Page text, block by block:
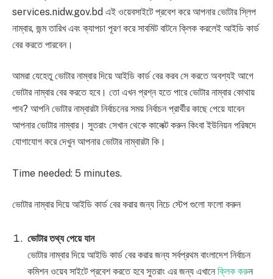
services.nidw.gov.bd এই ওয়েবসাইটে প্রবেশ করে আপনার ভোটার স্লিপ
নাম্বার, জন্ম তারিখ এবং ক্যাপচা পূরণ করে সাবমিট বাটনে ক্লিক করলেই আইডি কার্ড
বের করতে পারবেন।
আমরা যেহেতু ভোটার নাম্বার দিয়ে আইডি কার্ড বের করব সে করতে অবশ্যই আগে
ভোটার নাম্বার বের করতে হবে। তো এখন প্রশ্ন হতে পারে ভোটার নাম্বার কোথায়
পাব? আপনি ভোটার নাম্বারটা নির্বাচনের সময় নির্বাচন প্রার্থীর কাছে পেয়ে যাবেন
আপনার ভোটার নাম্বার। সুতরাং সেখান থেকে কালেক্ট করুন কিংবা ইউনিয়ন পরিষদে
যোগাযোগ করে দেখুন আপনার ভোটার নাম্বারটা কি।
Time needed: 5 minutes.
ভোটার নাম্বার দিয়ে আইডি কার্ড বের করার জন্য নিচে স্টেপ গুলো ফলো করুন
ভোটার তথ্য পেয়ে যান
ভোটার নাম্বার দিয়ে আইডি কার্ড বের করার জন্য সর্বপ্রথম বাংলাদেশ নির্বাচন
কমিশন ওয়েব সাইটে প্রবেশ করতে হবে সুতরাং এর জন্য এখানে ক্লিক করুন